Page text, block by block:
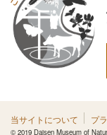
当サイトについて プ
© 2019 Daisen Museum of